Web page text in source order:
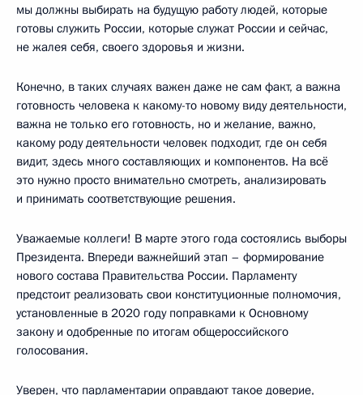
мы должны выбирать на будущую работу людей, которые
готовы служить России, которые служат России и сейчас,
не жалея себя, своего здоровья и жизни.
Конечно, в таких случаях важен даже не сам факт, а важна
готовность человека к какому-то новому виду деятельности,
важна не только его готовность, но и желание, важно,
какому роду деятельности человек подходит, где он себя
видит, здесь много составляющих и компонентов. На всё
это нужно просто внимательно смотреть, анализировать
и принимать соответствующие решения.
Уважаемые коллеги! В марте этого года состоялись выборы
Президента. Впереди важнейший этап – формирование
нового состава Правительства России. Парламенту
предстоит реализовать свои конституционные полномочия,
установленные в 2020 году поправками к Основному
закону и одобренные по итогам общероссийского
голосования.
Уверен, что парламентарии оправдают такое доверие,